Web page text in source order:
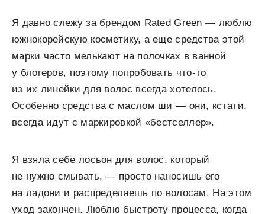
Я давно слежу за брендом Rated Green — люблю
южнокорейскую косметику, а еще средства этой
марки часто мелькают на полочках в ванной
у блогеров, поэтому попробовать что-то
из их линейки для волос всегда хотелось.
Особенно средства с маслом ши — они, кстати,
всегда идут с маркировкой «бестселлер».
Я взяла себе лосьон для волос, который
не нужно смывать, — просто наносишь его
на ладони и распределяешь по волосам. На этом
уход закончен. Люблю быстроту процесса, когда